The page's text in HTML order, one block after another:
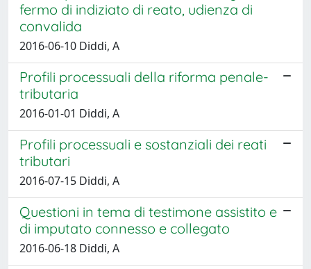
fermo di indiziato di reato, udienza di
convalida
2016-06-10 Diddi, A
Profili processuali della riforma penale-
tributaria
2016-01-01 Diddi, A
Profili processuali e sostanziali dei reati
tributari
2016-07-15 Diddi, A
Questioni in tema di testimone assistito e
di imputato connesso e collegato
2016-06-18 Diddi, A